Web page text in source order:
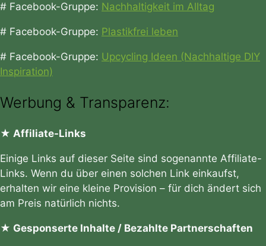
# Facebook-Gruppe: Nachhaltigkeit im Alltag
# Facebook-Gruppe: Plastikfrei leben
# Facebook-Gruppe: Upcycling Ideen (Nachhaltige DIY
Inspiration)
Werbung & Transparenz:
★ Affiliate-Links
Einige Links auf dieser Seite sind sogenannte Affiliate-
Links. Wenn du über einen solchen Link einkaufst,
erhalten wir eine kleine Provision – für dich ändert sich
am Preis natürlich nichts.
★ Gesponserte Inhalte / Bezahlte Partnerschaften